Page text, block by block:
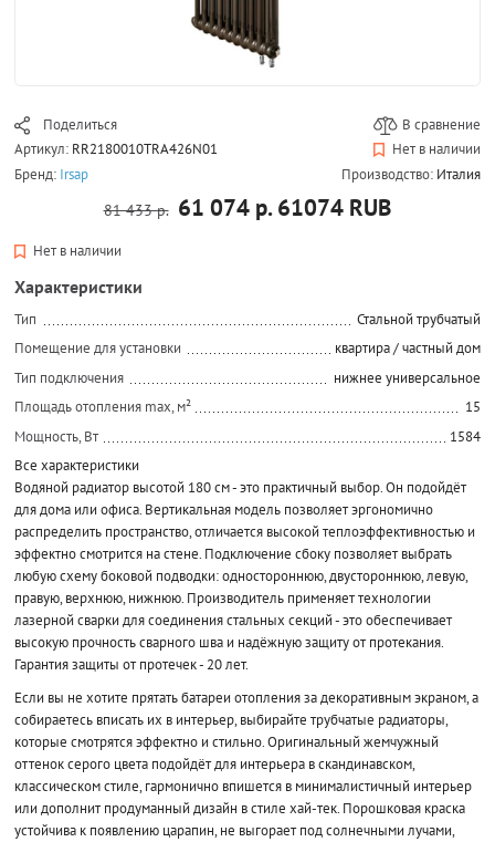
Поделиться
В сравнение
Артикул: RR2180010TRA426N01
Нет в наличии
Бренд: Irsap Производство: Италия
81 433 р. 61 074 р. 61074 RUB
Нет в наличии
Характеристики
Тип
Стальной трубчатый
Помещение для установки
квартира / частный дом
Тип подключения
нижнее универсальное
Площадь отопления max, м²
15
Мощность, Вт
1584
Все характеристики
Водяной радиатор высотой 180 см - это практичный выбор. Он подойдёт
для дома или офиса. Вертикальная модель позволяет эргономично
распределить пространство, отличается высокой теплоэффективностью и
эффектно смотрится на стене. Подключение сбоку позволяет выбрать
любую схему боковой подводки: одностороннюю, двустороннюю, левую,
правую, верхнюю, нижнюю. Производитель применяет технологии
лазерной сварки для соединения стальных секций - это обеспечивает
высокую прочность сварного шва и надёжную защиту от протекания.
Гарантия защиты от протечек - 20 лет.
Если вы не хотите прятать батареи отопления за декоративным экраном, а
собираетесь вписать их в интерьер, выбирайте трубчатые радиаторы,
которые смотрятся эффектно и стильно. Оригинальный жемчужный
оттенок серого цвета подойдёт для интерьера в скандинавском,
классическом стиле, гармонично впишется в минималистичный интерьер
или дополнит продуманный дизайн в стиле хай-тек. Порошковая краска
устойчива к появлению царапин, не выгорает под солнечными лучами,